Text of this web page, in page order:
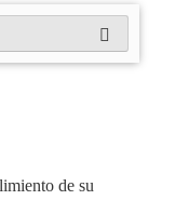
de su